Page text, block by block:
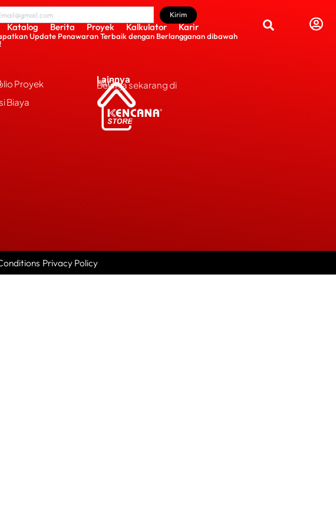
Katalog Berita Proyek Kalkulator Karir
Update Penawaran Terbaik dengan Berlangganan dibawah
Kirim
Proyek
Biaya
Lainnya
FAQs
Belanja sekarang di
Privacy Policy